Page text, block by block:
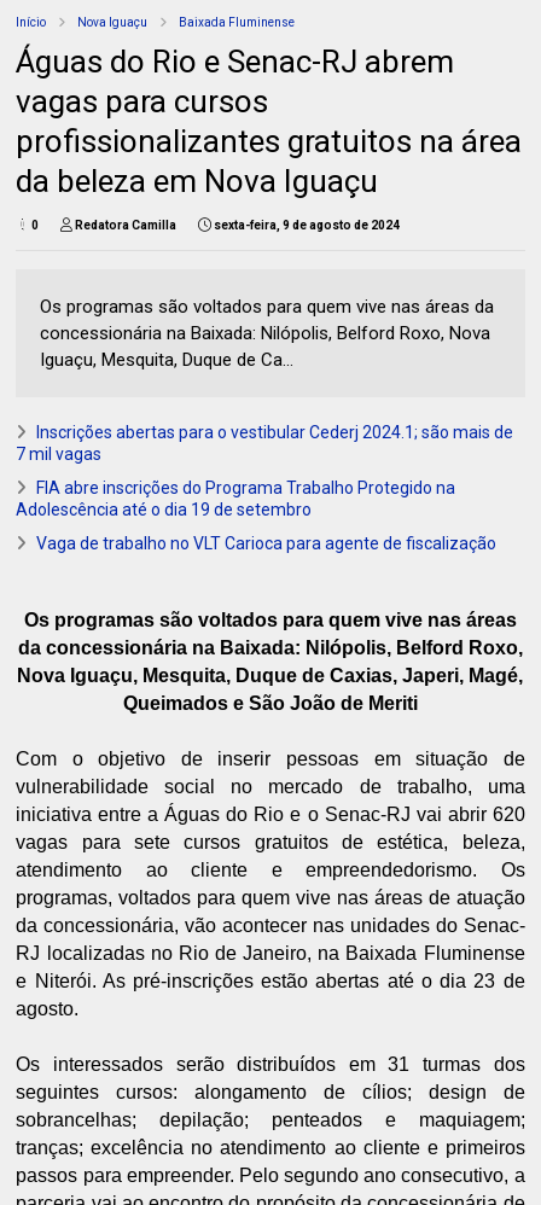
Início Nova Iguaçu Baixada Fluminense
Águas do Rio e Senac-RJ abrem
vagas para cursos
profissionalizantes gratuitos na área
da beleza em Nova Iguaçu
0 Redatora Camilla sexta-feira, 9 de agosto de 2024
Os programas são voltados para quem vive nas áreas da
concessionária na Baixada: Nilópolis, Belford Roxo, Nova
Iguaçu, Mesquita, Duque de Ca...
Inscrições abertas para o vestibular Cederj 2024.1; são mais de
7 mil vagas
FIA abre inscrições do Programa Trabalho Protegido na
Adolescência até o dia 19 de setembro
Vaga de trabalho no VLT Carioca para agente de fiscalização
Os programas são voltados para quem vive nas áreas
da concessionária na Baixada: Nilópolis, Belford Roxo,
Nova Iguaçu, Mesquita, Duque de Caxias, Japeri, Magé,
Queimados e São João de Meriti
Com o objetivo de inserir pessoas em situação de
vulnerabilidade social no mercado de trabalho, uma
iniciativa entre a Águas do Rio e o Senac-RJ vai abrir 620
vagas para sete cursos gratuitos de estética, beleza,
atendimento ao cliente e empreendedorismo. Os
programas, voltados para quem vive nas áreas de atuação
da concessionária, vão acontecer nas unidades do Senac-
RJ localizadas no Rio de Janeiro, na Baixada Fluminense
e Niterói. As pré-inscrições estão abertas até o dia 23 de
agosto.
Os interessados serão distribuídos em 31 turmas dos
seguintes cursos: alongamento de cílios; design de
sobrancelhas; depilação; penteados e maquiagem;
tranças; excelência no atendimento ao cliente e primeiros
passos para empreender. Pelo segundo ano consecutivo, a